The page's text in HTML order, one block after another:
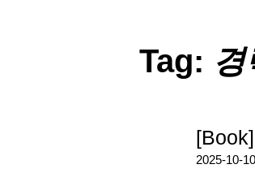
Tag: 경
2025-10-